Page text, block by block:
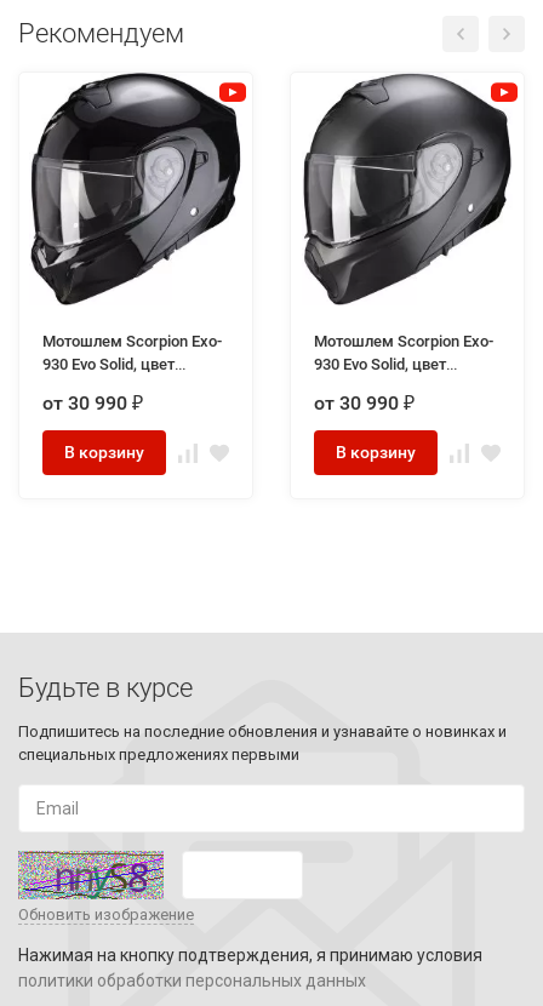
Рекомендуем
Мотошлем Scorpion Exo-
930 Evo Solid, цвет
от 30 990 ₽
В корзину
Мотошлем Scorpion Exo-
930 Evo Solid, цвет
от 30 990 ₽
В корзину
Будьте в курсе
Подпишитесь на последние обновления и узнавайте о новинках и
специальных предложениях первыми
Обновить изображение
Нажимая на кнопку подтверждения, я принимаю условия
политики обработки персональных данных